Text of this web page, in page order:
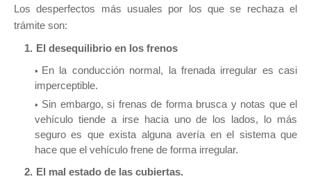
Los desperfectos más usuales por los que se rechaza el
trámite son:
El desequilibrio en los frenos
En la conducción normal, la frenada irregular es casi
imperceptible.
Sin embargo, si frenas de forma brusca y notas que el
vehículo tiende a irse hacia uno de los lados, lo más
seguro es que exista alguna avería en el sistema que
hace que el vehículo frene de forma irregular.
El mal estado de las cubiertas.